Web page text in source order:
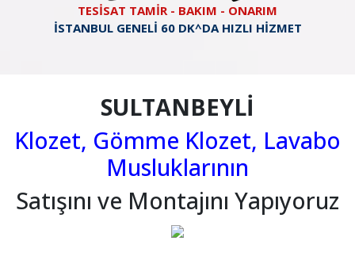
TESİSAT TAMİR - BAKIM - ONARIM
İSTANBUL GENELİ 60 DK^DA HIZLI HİZMET
SULTANBEYLİ
Klozet, Gömme Klozet, Lavabo
Musluklarının
Satışını ve Montajını Yapıyoruz